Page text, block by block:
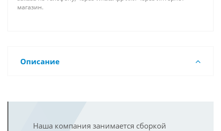
магазин.
Описание
Наша компания занимается сборкой